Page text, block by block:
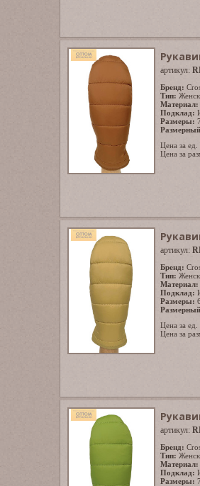
артикул:
Бренд:
Тип:
Материал:
Подклад:
Размеры:
Цена за
Цена за
артикул:
Бренд:
Тип:
Материал:
Подклад:
Размеры:
Цена за
Цена за
артикул:
Бренд:
Тип:
Материал:
Подклад:
Размеры: